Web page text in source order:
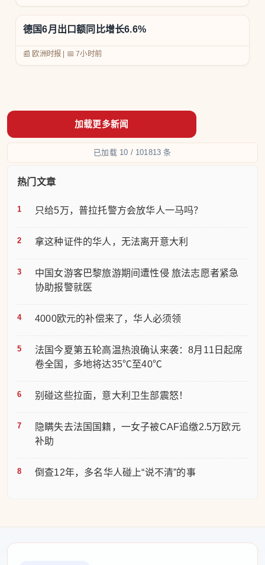
德国6月出口额同比增长6.6%
📰 欧洲时报 📅7小时前
已加载 10 / 101813 条
热门文章
只给5万，普拉托警方会放华人一马吗？
拿这种证件的华人，无法离开意大利
中国女游客巴黎旅游期间遭性侵 旅法志愿者紧急
协助报警就医
4000欧元的补偿来了，华人必须领
法国今夏第五轮高温热浪确认来袭：8月11日起席
卷全国，多地将达35℃至40℃
别碰这些拉面，意大利卫生部震怒！
隐瞒失去法国国籍，一女子被CAF追缴2.5万欧元
补助
倒查12年，多名华人碰上“说不清”的事